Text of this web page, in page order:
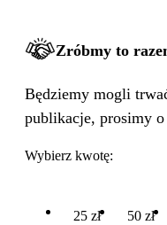
Zróbmy to
Będziemy mogli
publikacje, prosimy
Wybierz kwotę:
25 zł 50 zł